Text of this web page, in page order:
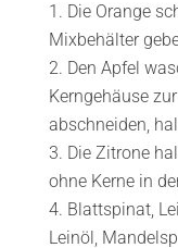
Die Orange
Mixbehälter
Den Apfel
Kerngehäuse
abschneiden,
Die Zitrone
ohne Kerne in
Blattspinat,
Leinöl,